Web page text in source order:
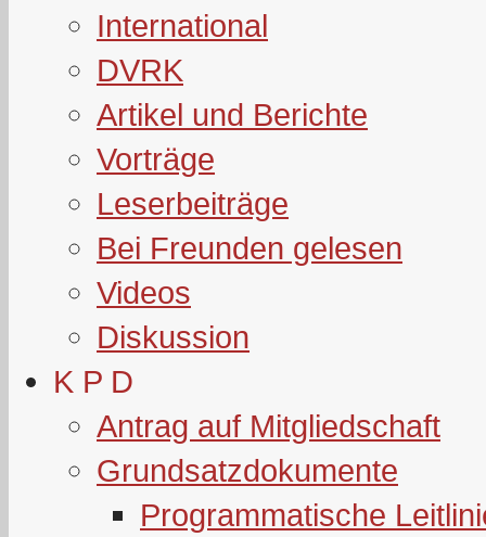
International
DVRK
Artikel und Berichte
Vorträge
Leserbeiträge
Bei Freunden gelesen
Videos
Diskussion
K P D
Antrag auf Mitgliedschaft
Grundsatzdokumente
Programmatische